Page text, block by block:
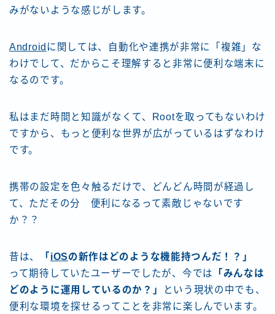
みがないような感じがします。
Android に関しては、自動化や連携が非常に「複雑」な
わけでして、だからこそ理解すると非常に便利な端末に
なるのです。
私はまだ時間と知識がなくて、Rootを取ってもないわけ
ですから、もっと便利な世界が広がっているはずなわけ
です。
携帯の設定を色々触るだけで、どんどん時間が経過し
て、ただその分 便利になるって素敵じゃないです
か？？
昔は、 「 iOSの新作はどのような機能持つんだ！？」
って期待していたユーザーでしたが、今では
「みんなは
どのように運用しているのか？」
という現状の中でも、
便利な環境を探せるってことを非常に楽しんでいます。